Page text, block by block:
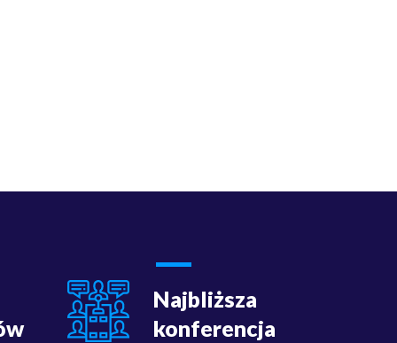
Najbliższa
konferencja